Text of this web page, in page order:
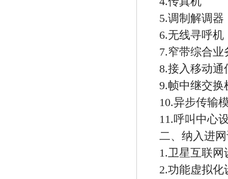
5.调制解调器
6.无线寻呼机
7.窄带综合
8.接入移动通
9.帧中继交换
10.异步传输
11.呼叫中心
二、纳入进
1.卫星互联网
2.功能虚拟化